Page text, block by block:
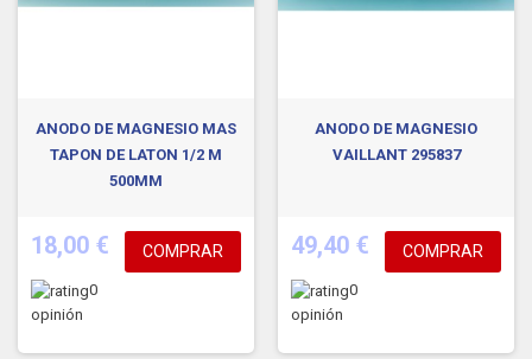
ANODO DE MAGNESIO MAS
TAPON DE LATON 1/2 M
500MM
18,00 €
0
opinión
COMPRAR
ANODO DE MAGNESIO
VAILLANT 295837
49,40 €
0
opinión
COMPRAR